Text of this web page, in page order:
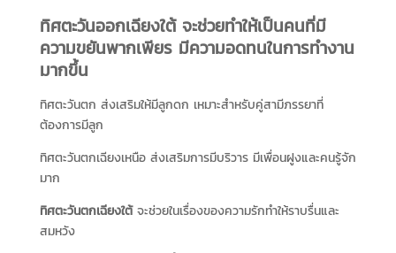
ทิศตะวันออกเฉียงใต้จะช่วยทำให้เป็นคนที่มี
ความขยันพากเพียร มีความอดทนในการทำงาน
มากขึ้น
ทิศตะวันตก ส่งเสริมให้มีลูกดก เหมาะสำหรับคู่สามีภรรยาที่
ต้องการมีลูก
ทิศตะวันตกเฉียงเหนือ ส่งเสริมการมีบริวาร มีเพื่อนฝูงและคนรู้จัก
มาก
ทิศตะวันตกเฉียงใต้จะช่วยในเรื่องของความรักทำให้ราบรื่นและ
สมหวัง